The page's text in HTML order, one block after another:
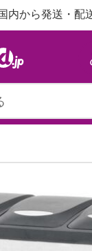
内から発送・配